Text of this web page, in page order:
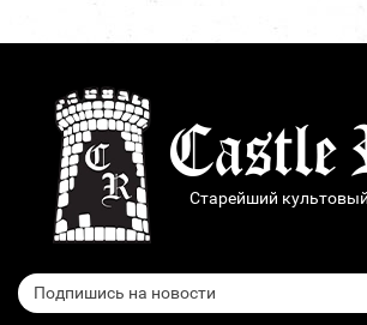
Старейший